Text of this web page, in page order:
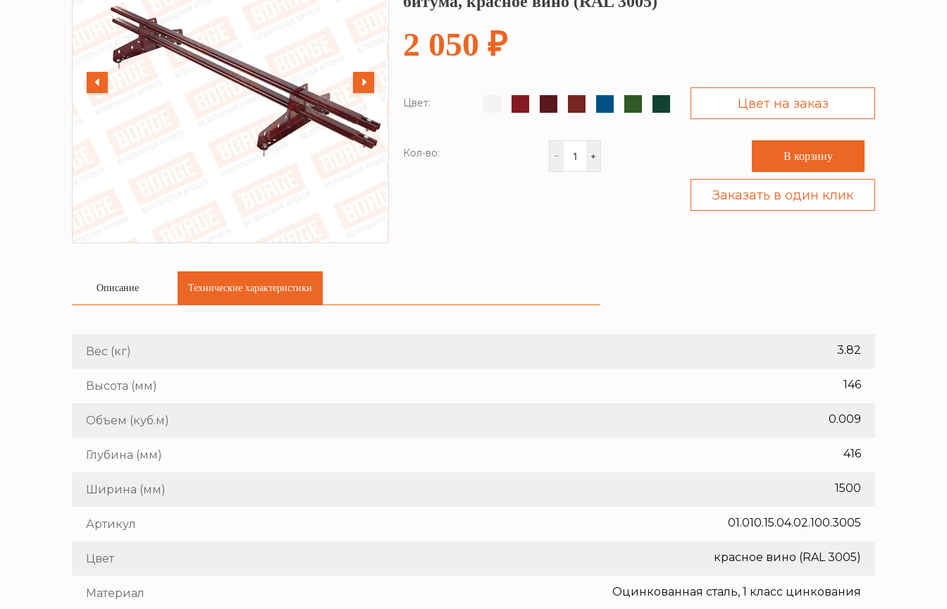
2 050 ₽
Цвет: Цвет на заказ
Кол-во: В корзину
Заказать в один клик
Описание Технические характеристики
Вес (кг) 3.82
Высота (мм) 146
Объем (куб.м) 0.009
Глубина (мм) 416
Ширина (мм) 1500
Артикул 01.010.15.04.02.100.3005
Цвет красное вино (RAL 3005)
Материал Оцинкованная сталь, 1 класс цинкования